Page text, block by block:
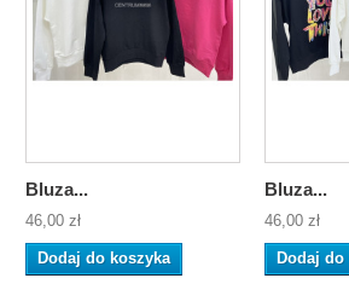
Bluza...
46,00 zł
Dodaj do koszyka
Bluza...
46,00 zł
Dodaj